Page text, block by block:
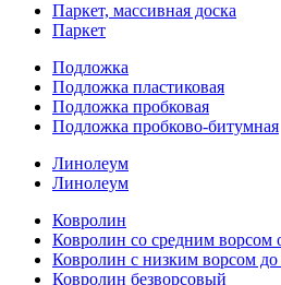
Паркет, массивная доска
Паркет
Подложка
Подложка пластиковая
Подложка пробковая
Подложка пробково-битумная
Линолеум
Линолеум
Ковролин
Ковролин со средним ворсом
Ковролин с низким ворсом
Ковролин безворсовый